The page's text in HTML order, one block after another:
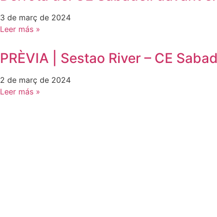
3 de març de 2024
Leer más »
PRÈVIA | Sestao River – CE
2 de març de 2024
Leer más »